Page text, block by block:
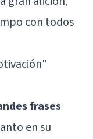
con todos
frases
en su